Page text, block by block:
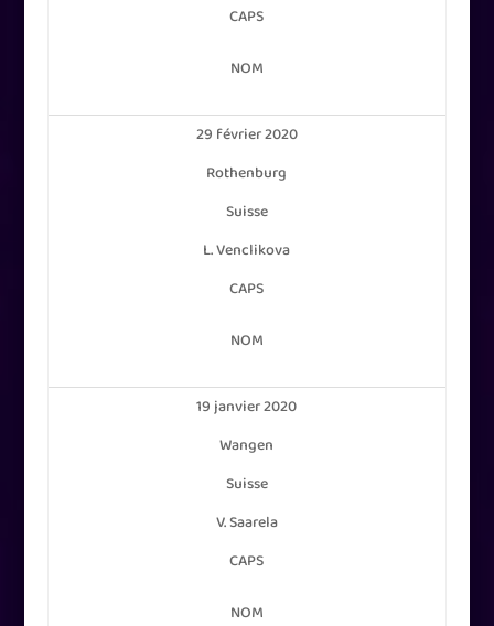
CAPS
NOM
29 février 2020
Rothenburg
Suisse
L. Venclikova
CAPS
NOM
19 janvier 2020
Wangen
Suisse
V. Saarela
CAPS
NOM